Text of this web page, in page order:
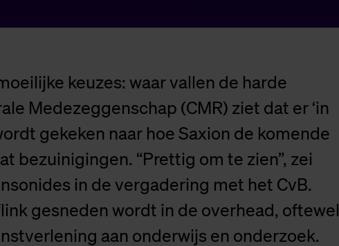
keuzes: waar vallen de harde
Medezeggenschap (CMR) ziet dat er ‘in
gekeken naar hoe Saxion de komende
bezuinigingen. “Prettig om te zien”, zei
in de vergadering met het CvB.
gesneden wordt in de overhead, oftewel
aan onderwijs en onderzoek.